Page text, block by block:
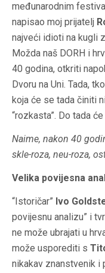
međunarodnim
napisao moj prijatelj
najveći idioti na kugli
Možda naš DORH i
40 godina, otkriti
Dvoru na Uni. Tada,
koja će se tada činiti
“rozkasta”. Do tada
Naime, nakon 40
skle-roza, neu-roza,
Velika povijesna
“Istoričar” Ivo
povijesnu analizu” i
ne može ubrajati u
može usporediti s
nikakav znanstvenik i